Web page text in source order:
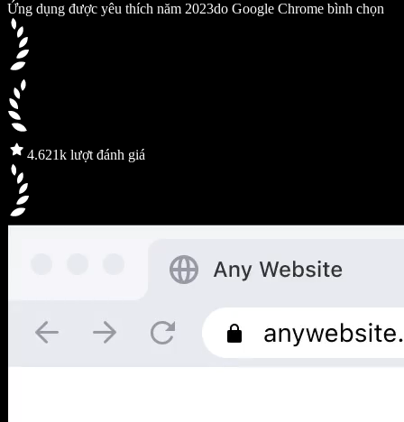
Ứng dụng được yêu thích năm 2023do Google Chrome bình chọn
4.621k lượt đánh giá